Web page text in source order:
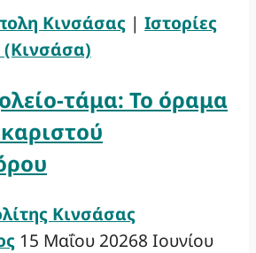
Κινσάσας | Ιστορίες
τάμα: Το όραμα
Κινσάσας
15 Μαΐου 20268 Ιουνίου